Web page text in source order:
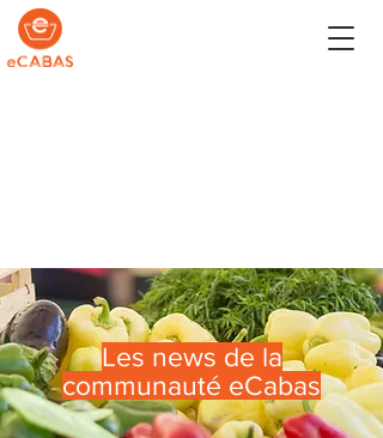
15 déc. 2020
Les news de la
communauté eCabas